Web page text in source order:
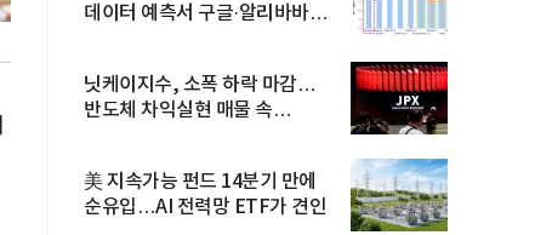
데이터 예측서 구글·알리바바
닛케이지수, 소폭 하락 마감…
반도체 차익실현 매물 속
美 지속가능 펀드 14분기 만에
순유입…AI 전력망 ETF가 견인